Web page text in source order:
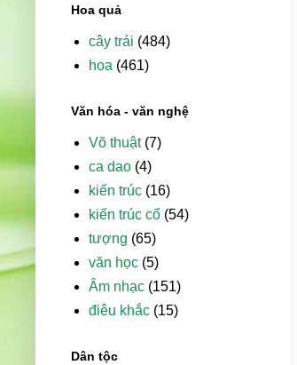
Hoa quả
cây trái (484)
hoa (461)
Văn hóa - văn nghệ
Võ thuật (7)
ca dao (4)
kiến trúc (16)
kiến trúc cổ (54)
tượng (65)
văn học (5)
Âm nhạc (151)
điêu khắc (15)
Dân tộc